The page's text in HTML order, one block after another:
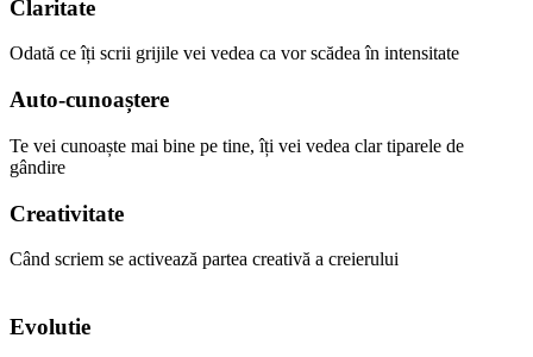
Claritate
Odată ce îți scrii grijile vei vedea ca vor scădea în intensitate
Auto-cunoaștere
Te vei cunoaște mai bine pe tine, îți vei vedea clar tiparele de
gândire
Creativitate
Când scriem se activează partea creativă a creierului
Evolutie